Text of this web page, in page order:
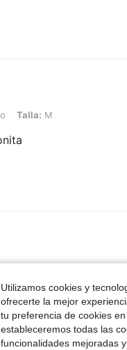
Talla: M
cm / 66 in, Peso: 69 kg /
in
pronto para ver si me
Utilizamos cookies y
ofrecerte la mejor
tu preferencia de cookies
estableceremos todas las
funcionalidades mejoradas